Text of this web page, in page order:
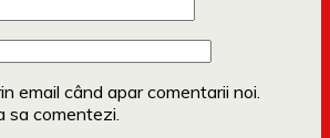
email când apar comentarii noi.
sa comentezi.